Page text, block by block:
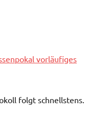
vorläufiges
folgt schnellstens.